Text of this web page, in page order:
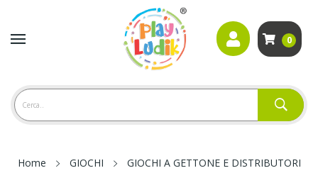
0
Home GIOCHI
GIOCHI A GETTONE E DISTRIBUTORI